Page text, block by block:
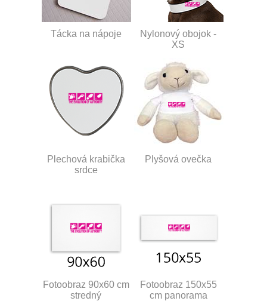
Tácka na nápoje
Nylonový obojok -
XS
Plechová krabička
srdce
Plyšová ovečka
Fotoobraz 90x60 cm
stredný
Fotoobraz 150x55
cm panorama